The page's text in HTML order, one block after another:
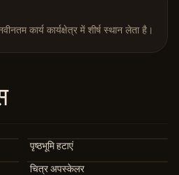
कार्य कार्यक्षेत्र में शीर्ष स्थान लेता है।
पृष्ठभूमि हटाएं
चित्र अपस्केलर